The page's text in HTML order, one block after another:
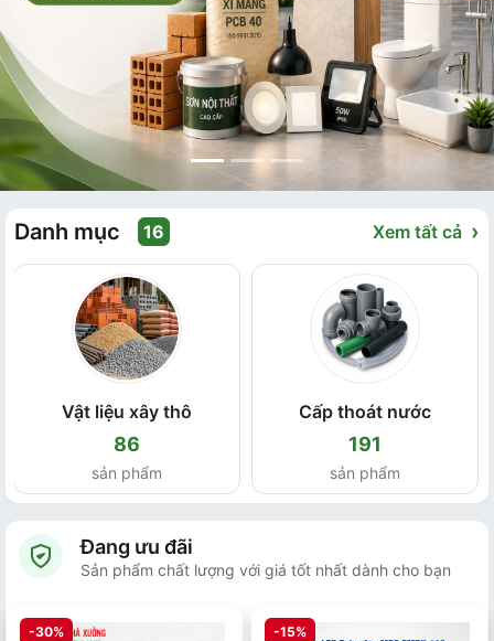
Danh mục 16 Xem tất cả ›
Vật liệu xây thô
86
sản phẩm
Cấp thoát nước
191
sản phẩm
Đang ưu đãi
Sản phẩm chất lượng với giá tốt nhất dành cho bạn
-30% -15%